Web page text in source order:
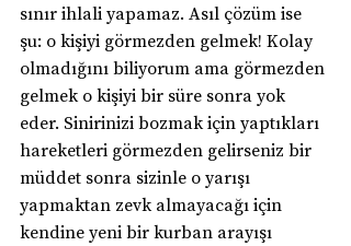
sınır ihlali yapamaz. Asıl çözüm ise
şu: o kişiyi görmezden gelmek! Kolay
olmadığını biliyorum ama görmezden
gelmek o kişiyi bir süre sonra yok
eder. Sinirinizi bozmak için yaptıkları
hareketleri görmezden gelirseniz bir
müddet sonra sizinle o yarışı
yapmaktan zevk almayacağı için
kendine yeni bir kurban arayışı